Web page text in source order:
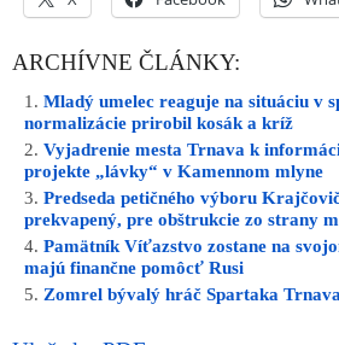
and pings are currently closed.